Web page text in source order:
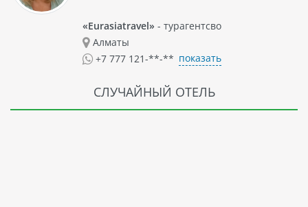
«Eurasiatravel» - турагентсво
Алматы
+7 777 121-**-** показать
СЛУЧАЙНЫЙ ОТЕЛЬ